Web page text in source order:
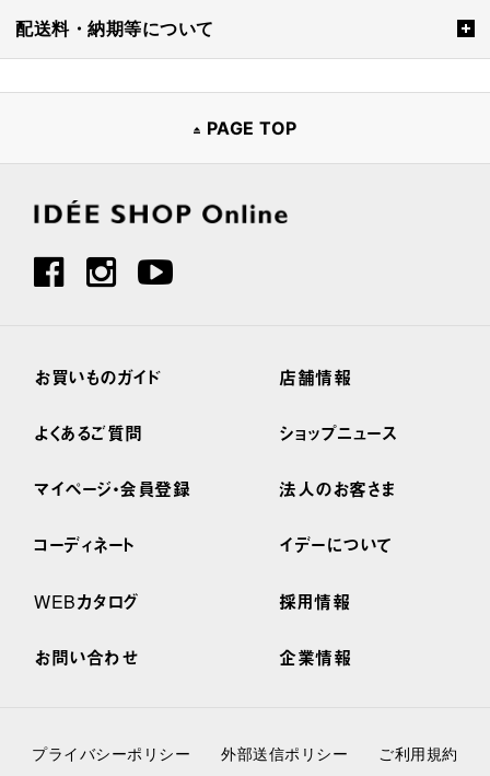
配送料・納期等について
PAGE TOP
お買いものガイド
よくあるご質問
マイページ・会員登録
コーディネート
WEBカタログ
お問い合わせ
店舗情報
ショップニュース
法人のお客さま
イデーについて
採用情報
企業情報
プライバシーポリシー 外部送信ポリシー ご利用規約